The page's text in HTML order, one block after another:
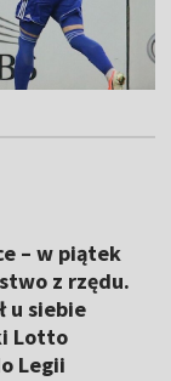
– w piątek
z rzędu.
u siebie
Lotto
Legii